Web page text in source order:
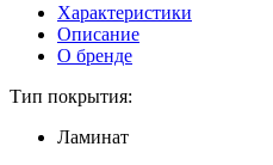
Характеристики
Описание
О бренде
Тип покрытия:
Ламинат